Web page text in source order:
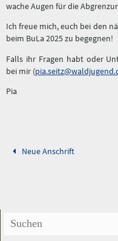
wache Augen für die
Ich freue mich, euch bei den
beim BuLa 2025 zu begegnen!
Falls ihr Fragen habt oder
bei mir (
Pia
Neue Anschrift